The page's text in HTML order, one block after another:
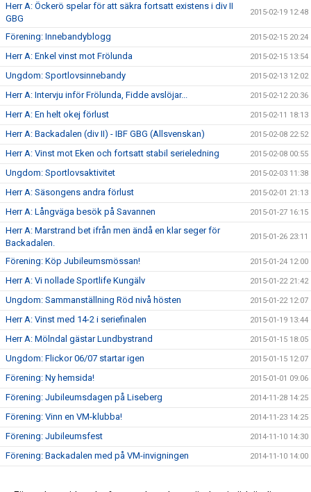
Herr A: Öckerö spelar för att säkra fortsatt existens i div II
GBG
2015-02-19 12:48
Förening: Innebandyblogg 2015-02-15 20:24
Herr A: Enkel vinst mot Frölunda 2015-02-15 13:54
Ungdom: Sportlovsinnebandy 2015-02-13 12:02
Herr A: Intervju inför Frölunda, Fidde avslöjar... 2015-02-12 20:36
Herr A: En helt okej förlust 2015-02-11 18:13
Herr A: Backadalen (div II) - IBF GBG (Allsvenskan) 2015-02-08 22:52
Herr A: Vinst mot Eken och fortsatt stabil serieledning 2015-02-08 00:55
Ungdom: Sportlovsaktivitet 2015-02-03 11:38
Herr A: Säsongens andra förlust 2015-02-01 21:13
Herr A: Långväga besök på Savannen 2015-01-27 16:15
Herr A: Marstrand bet ifrån men ändå en klar seger för
Backadalen.
2015-01-26 23:11
Förening: Köp Jubileumsmössan! 2015-01-24 12:00
Herr A: Vi nollade Sportlife Kungälv 2015-01-22 21:42
Ungdom: Sammanställning Röd nivå hösten 2015-01-22 12:07
Herr A: Vinst med 14-2 i seriefinalen 2015-01-19 13:44
Herr A: Mölndal gästar Lundbystrand 2015-01-15 18:05
Ungdom: Flickor 06/07 startar igen 2015-01-15 12:07
Förening: Ny hemsida! 2015-01-01 09:06
Förening: Jubileumsdagen på Liseberg 2014-11-28 14:25
Förening: Vinn en VM-klubba! 2014-11-23 14:25
Förening: Jubileumsfest 2014-11-10 14:30
Förening: Backadalen med på VM-invigningen 2014-11-10 14:00